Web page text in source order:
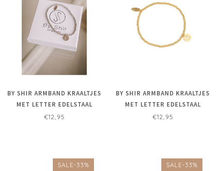
BY SHIR ARMBAND KRAALTJES
MET LETTER EDELSTAAL
€12,95
BY SHIR ARMBAND KRAALTJES
MET LETTER EDELSTAAL
(VERGULD)
€12,95
SALE-33% SALE-33%